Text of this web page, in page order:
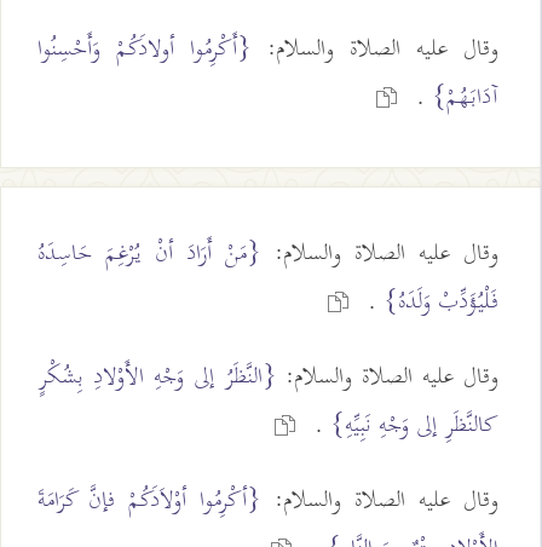
وقال عليه الصلاة والسلام: {أَكْرِمُوا أولادَكُمْ وَأَحْسِنُوا
آدَابَهُمْ} .
وقال عليه الصلاة والسلام: {مَنْ أَرَادَ أنْ يُرْغِمَ حَاسِدَهُ
فَلْيُؤَدِّبْ وَلَدَهُ} .
وقال عليه الصلاة والسلام: {النَّظَرُ إلى وَجْهِ الأَوْلادِ بِشُكْرٍ
كالنَّظَرِ إلى وَجْهِ نَبِيِّهِ} .
وقال عليه الصلاة والسلام: {أكْرِمُوا أوْلاَدَكُمْ فإنَّ كَرَامَةَ